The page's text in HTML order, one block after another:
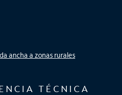
ancha a zonas rurales
TÉCNICA